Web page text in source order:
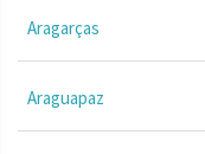
Aragarças
Araguapaz